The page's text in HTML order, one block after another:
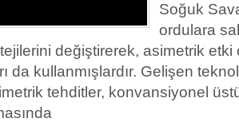
Soğuk
ordulara
değiştirerek, asimetrik
da kullanmışlardır. Gelişen
tehditler, konvansiyonel